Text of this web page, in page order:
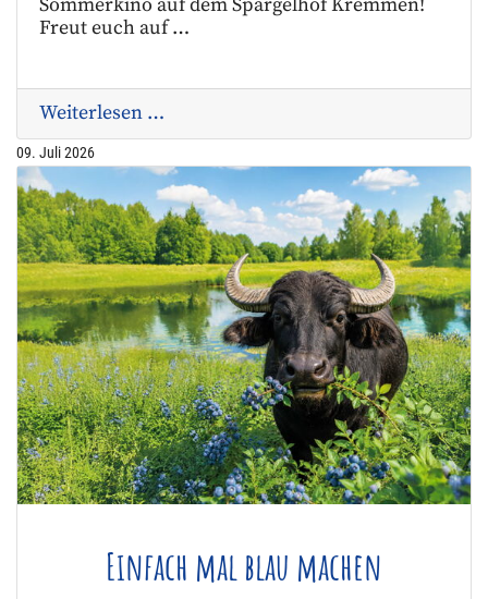
Sommerkino auf dem Spargelhof Kremmen!
Freut euch auf …
Weiterlesen …
09. Juli 2026
Einfach mal blau machen